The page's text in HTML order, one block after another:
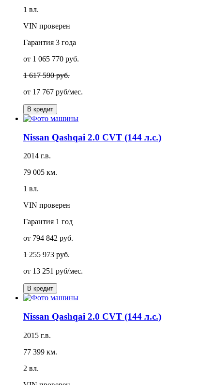
1 вл.
VIN проверен
Гарантия 3 года
от 1 065 770 руб.
1 617 590 руб.
от 17 767 руб/мес.
В кредит
Nissan Qashqai 2.0 CVT (144 л.с.)
2014 г.в.
79 005 км.
1 вл.
VIN проверен
Гарантия 1 год
от 794 842 руб.
1 255 973 руб.
от 13 251 руб/мес.
В кредит
Nissan Qashqai 2.0 CVT (144 л.с.)
2015 г.в.
77 399 км.
2 вл.